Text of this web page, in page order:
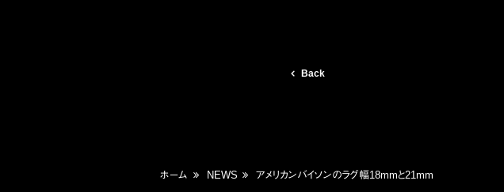
Back
ホーム NEWS アメリカンバイソンのラグ幅18mmと21mm